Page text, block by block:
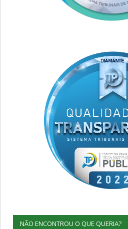
NÃO ENCONTROU O QUE QUERIA?